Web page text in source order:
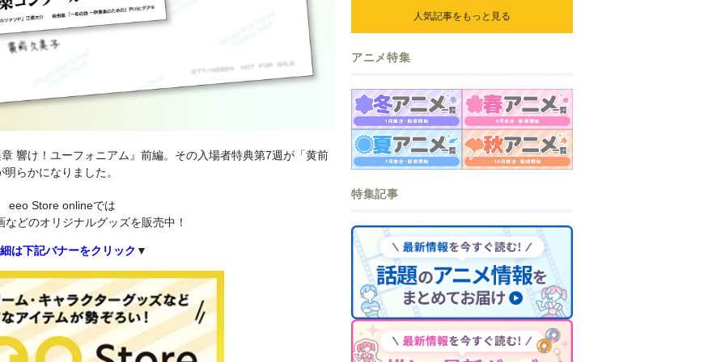
響け！ユーフォニアム』前編。その入場者特典第7週が「黄前
らかになりました。
eeo Store onlineでは
などのオリジナルグッズを販売中！
は下記バナーをクリック ▼
人気記事をもっと見る
アニメ特集
特集記事